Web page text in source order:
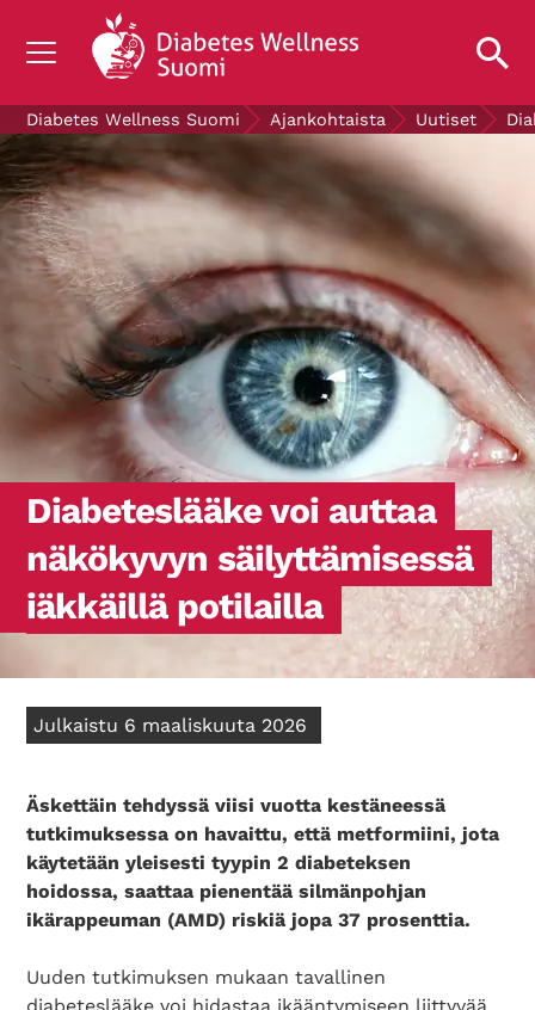
TIETOA DIABETEKSESTA
TUTKIMUS
AJANKOHTAISTA
TIETOA MEISTÄ
ILMAISET DIABETESTUOTTEET
LAHJOITA
Mittaa verensokerisi
Diabetes Wellness Suomi Ajankohtaista Uutiset
Diabeteslääke voi auttaa
näkökyvyn säilyttämisessä
iäkkäillä potilailla
Julkaistu 6 maaliskuuta 2026
Äskettäin tehdyssä viisi vuotta kestäneessä
tutkimuksessa on havaittu, että metformiini, jota
käytetään yleisesti tyypin 2 diabeteksen
hoidossa, saattaa pienentää silmänpohjan
ikärappeuman (AMD) riskiä jopa 37 prosenttia.
Uuden tutkimuksen mukaan tavallinen